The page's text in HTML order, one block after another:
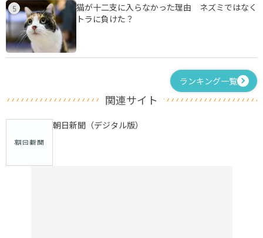
5
猫が十二支に入らなかった理由 ネズミではなく
トラに負けた？
ランキング一覧
関連サイト
朝日新聞（デジタル版）